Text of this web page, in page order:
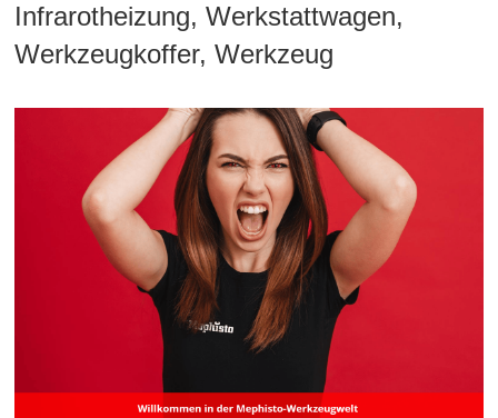
Infrarotheizung, Werkstattwagen,
Werkzeugkoffer, Werkzeug